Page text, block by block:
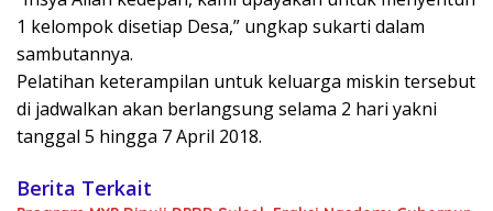
1 kelompok disetiap Desa,” ungkap sukarti dalam
sambutannya.
Pelatihan keterampilan untuk keluarga miskin tersebut
di jadwalkan akan berlangsung selama 2 hari yakni
tanggal 5 hingga 7 April 2018.
Berita Terkait